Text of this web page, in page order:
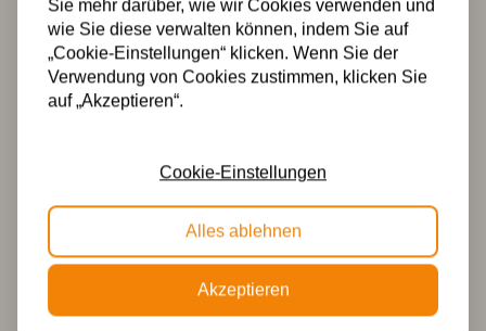
445,00 519,00
Tiffany-
Tischlampe Oslo
494,99
Tiffany-
40 / P8
464,99
Sie mehr darüber, wie wir Cookies verwenden und
wie Sie diese verwalten können, indem Sie auf
„Cookie-Einstellungen“ klicken. Wenn Sie der
Verwendung von Cookies zustimmen, klicken Sie
auf „Akzeptieren“.
Cookie-Einstellungen
Alles ablehnen
Akzeptieren